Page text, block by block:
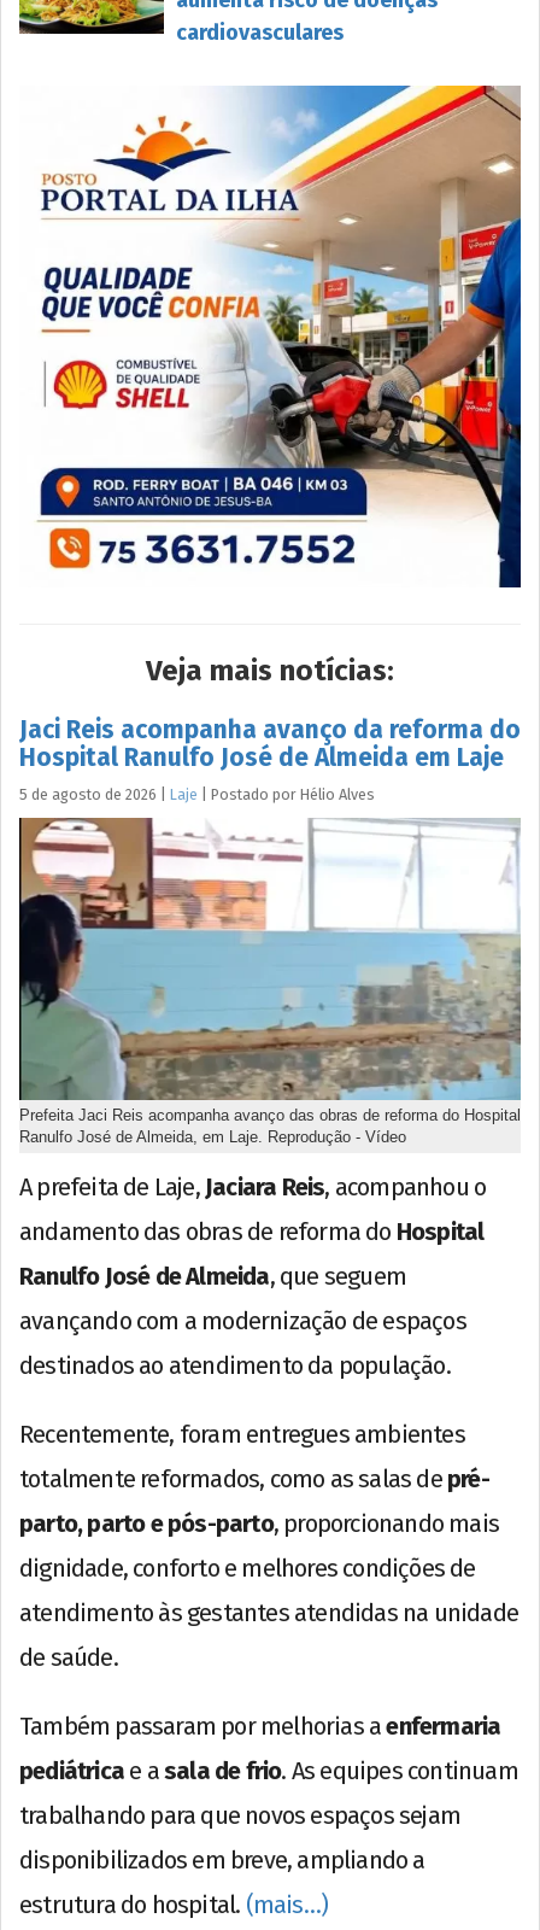
cardiovasculares
Veja mais notícias:
Jaci Reis acompanha avanço da reforma do
Hospital Ranulfo José de Almeida em Laje
5 de agosto de 2026 Laje Postado por Hélio Alves
Prefeita Jaci Reis acompanha avanço das obras de reforma do Hospital
Ranulfo José de Almeida, em Laje. Reprodução - Vídeo
A prefeita de Laje, Jaciara Reis, acompanhou o
andamento das obras de reforma do Hospital
Ranulfo José de Almeida, que seguem
avançando com a modernização de espaços
destinados ao atendimento da população.
Recentemente, foram entregues ambientes
totalmente reformados, como as salas de pré-
parto, parto e pós-parto, proporcionando mais
dignidade, conforto e melhores condições de
atendimento às gestantes atendidas na unidade
de saúde.
Também passaram por melhorias aenfermaria
pediátrica e asala de frio. As equipes continuam
trabalhando para que novos espaços sejam
disponibilizados em breve, ampliando a
estrutura do hospital. (mais…)